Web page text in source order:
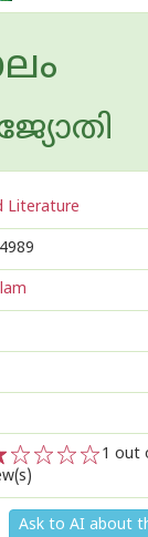
Literature
2
1 out
Ask to AI about